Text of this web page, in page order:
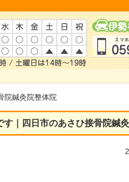
院鍼灸院整体院
す｜四日市のあさひ接骨院鍼